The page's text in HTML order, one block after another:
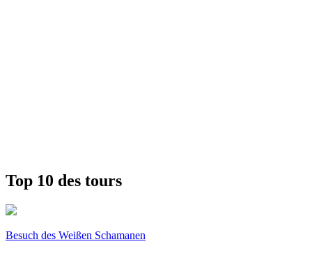
Top 10 des tours
Besuch des Weißen Schamanen